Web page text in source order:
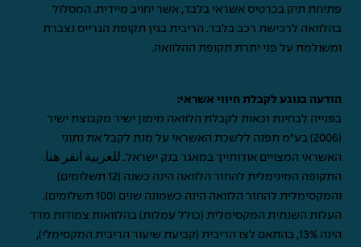
פתיחת תיק בכרטיס אשראי בלבד, אשר יחויב מיידית. המסלול
בהלוואה לרכישת רכב בלבד. הריבית בגין תקופת הגרייס נצברת
ומשולמת על פני יתרת תקופת ההלוואה.
הודעה בנוגע לקבלת חיווי אשראי:
בפנייה לבחינת זכאות לקבלת הלוואה מימון ישיר מקבוצת ישיר
(2006) בע"מ תפנה ללשכת האשראי על מנת לקבל את נתוני
האשראי המצויים אודותייך במאגר בנק ישראל. للعربية انقر هنا.
התקופה המינימלית להחזר הלוואה הינה כשנה (12 תשלומים)
והמקסימלית להחזר הלוואה הינה כשמונה שנים (100 תשלומים).
העלות השנתית המקסימלית (כולל עמלות) בהלוואות צמודות מדד
הינה 13%, בהתאם לצו הריבית (קביעת שיעור הריבית המקסימלי),